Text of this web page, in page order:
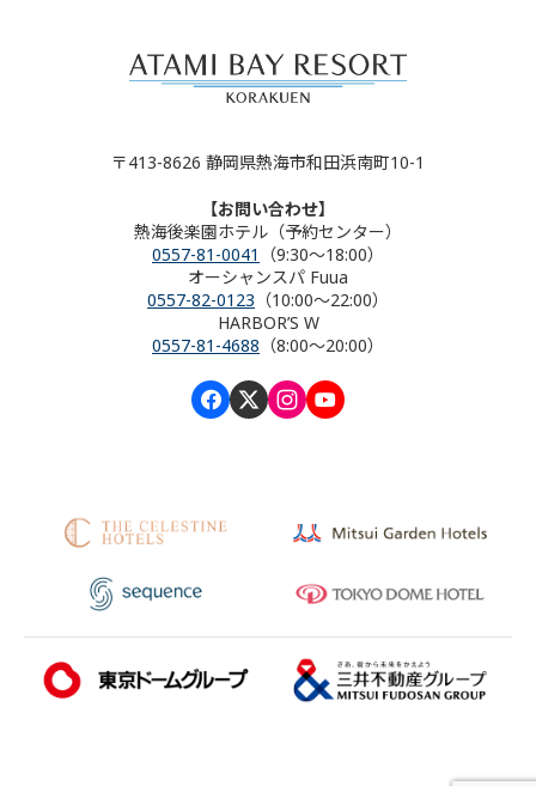
〒413-8626 静岡県熱海市和田浜南町10-1
【お問い合わせ】
熱海後楽園ホテル（予約センター）
0557-81-0041
（9:30～18:00）
オーシャンスパ Fuua
0557-82-0123 （10:00～22:00）
HARBOR’S W
0557-81-4688 （8:00～20:00）